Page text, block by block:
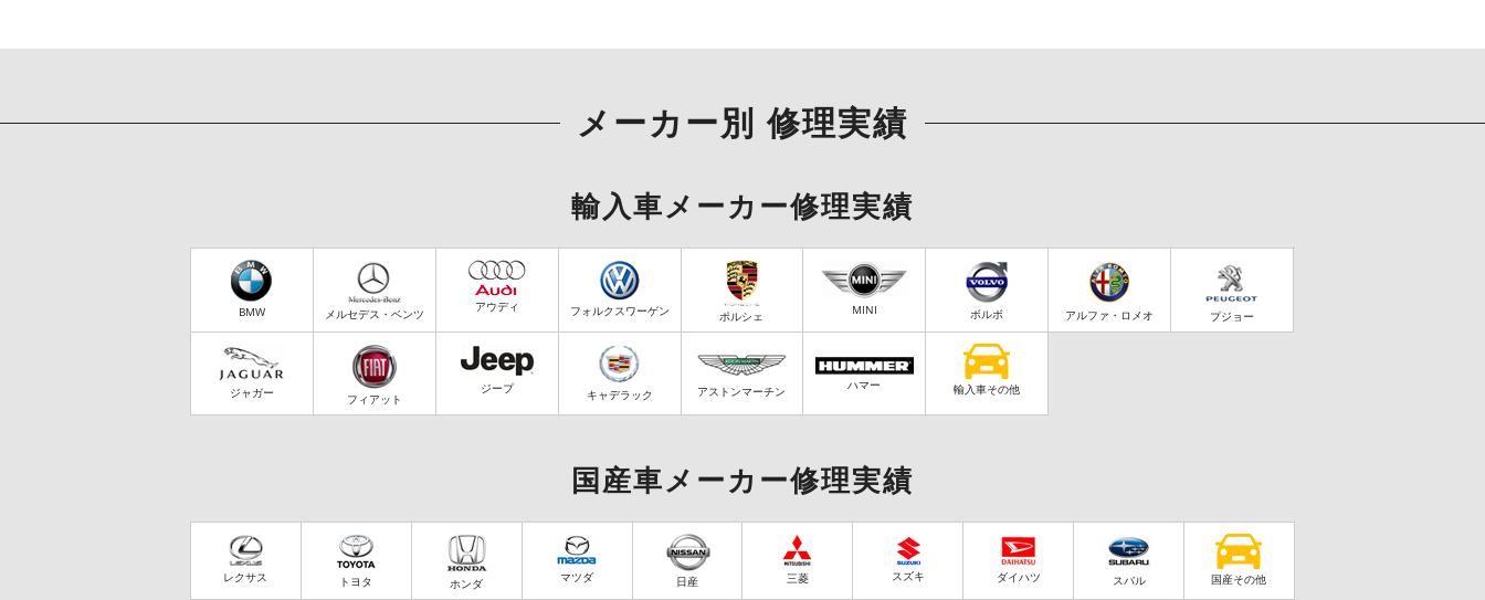
メーカー別 修理実績
輸入車メーカー修理実績
BMW メルセデス・ベンツ アウディ フォルクスワーゲン ポルシェ MINI ボルボ アルファ・ロメオ プジョー
ジャガー フィアット
ジープ キャデラック アストンマーチン ハマー 輸入車その他
国産車メーカー修理実績
レクサス トヨタ ホンダ マツダ 日産 三菱 スズキ ダイハツ スバル 国産その他